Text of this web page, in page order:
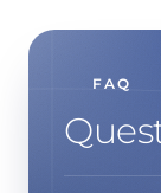
FAQ